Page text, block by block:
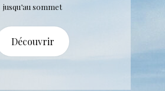
jusqu’au sommet
Découvrir